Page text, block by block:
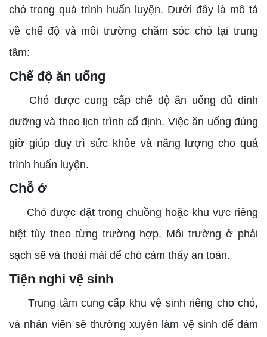
chó trong quá trình huấn luyện. Dưới đây là mô tả
về chế độ và môi trường chăm sóc chó tại trung
tâm:
Chế độ ăn uống
Chó được cung cấp chế độ ăn uống đủ dinh
dưỡng và theo lịch trình cố định. Việc ăn uống đúng
giờ giúp duy trì sức khỏe và năng lượng cho quá
trình huấn luyện.
Chỗ ở
Chó được đặt trong chuồng hoặc khu vực riêng
biệt tùy theo từng trường hợp. Môi trường ở phải
sạch sẽ và thoải mái để chó cảm thấy an toàn.
Tiện nghi vệ sinh
Trung tâm cung cấp khu vệ sinh riêng cho chó,
và nhân viên sẽ thường xuyên làm vệ sinh để đảm